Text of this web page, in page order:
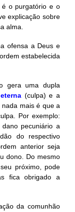
é o purgatório e o
explicação sobre
alma.
ofensa a Deus e
estabelecida
gera uma dupla
(culpa) e a
mais é que a
Por exemplo:
pecuniário a
do respectivo
anterior seja
dono. Do mesmo
próximo, pode
fica obrigado a
da comunhão